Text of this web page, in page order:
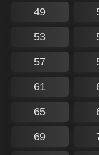
49
53
57
61
65
69